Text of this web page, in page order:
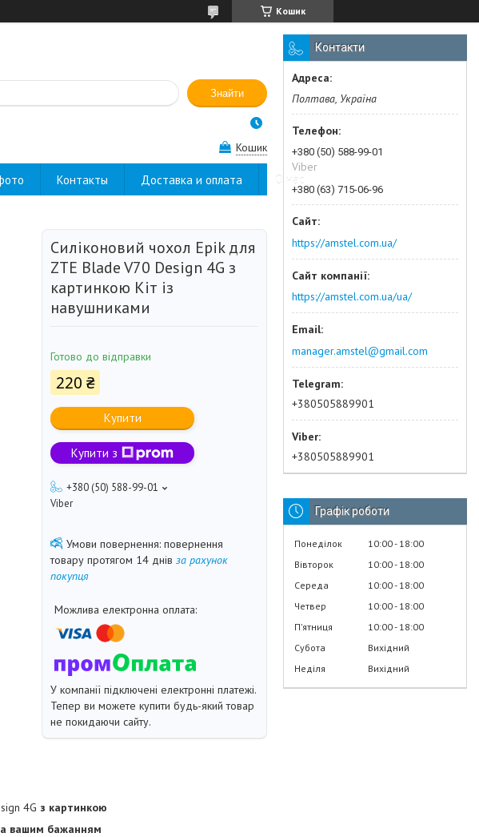
Кошик
Знайти
Кошик
Контакты Доставка и оплата О нас
Силіконовий чохол Epik для
ZTE Blade V70 Design 4G з
картинкою Кіт із
навушниками
Готово до відправки
220 ₴
Купити
Купити з
+380 (50) 588-99-01
Viber
повернення
товару протягом 14 днів за рахунок
покупця
У компанії підключені електронні платежі.
Тепер ви можете купити будь-який товар
не покидаючи сайту.
4G з картинкою
вашим бажанням
Контакти
Полтава, Україна
+380 (50) 588-99-01
Viber
+380 (63) 715-06-96
https://amstel.com.ua/
https://amstel.com.ua/ua/
manager.amstel@gmail.com
+380505889901
+380505889901
Графік роботи
Понеділок 10:00 18:00
Вівторок
10:00 18:00
Середа
10:00 18:00
Четвер
10:00 18:00
Пʼятниця
10:00 18:00
Субота
Вихідний
Неділя
Вихідний